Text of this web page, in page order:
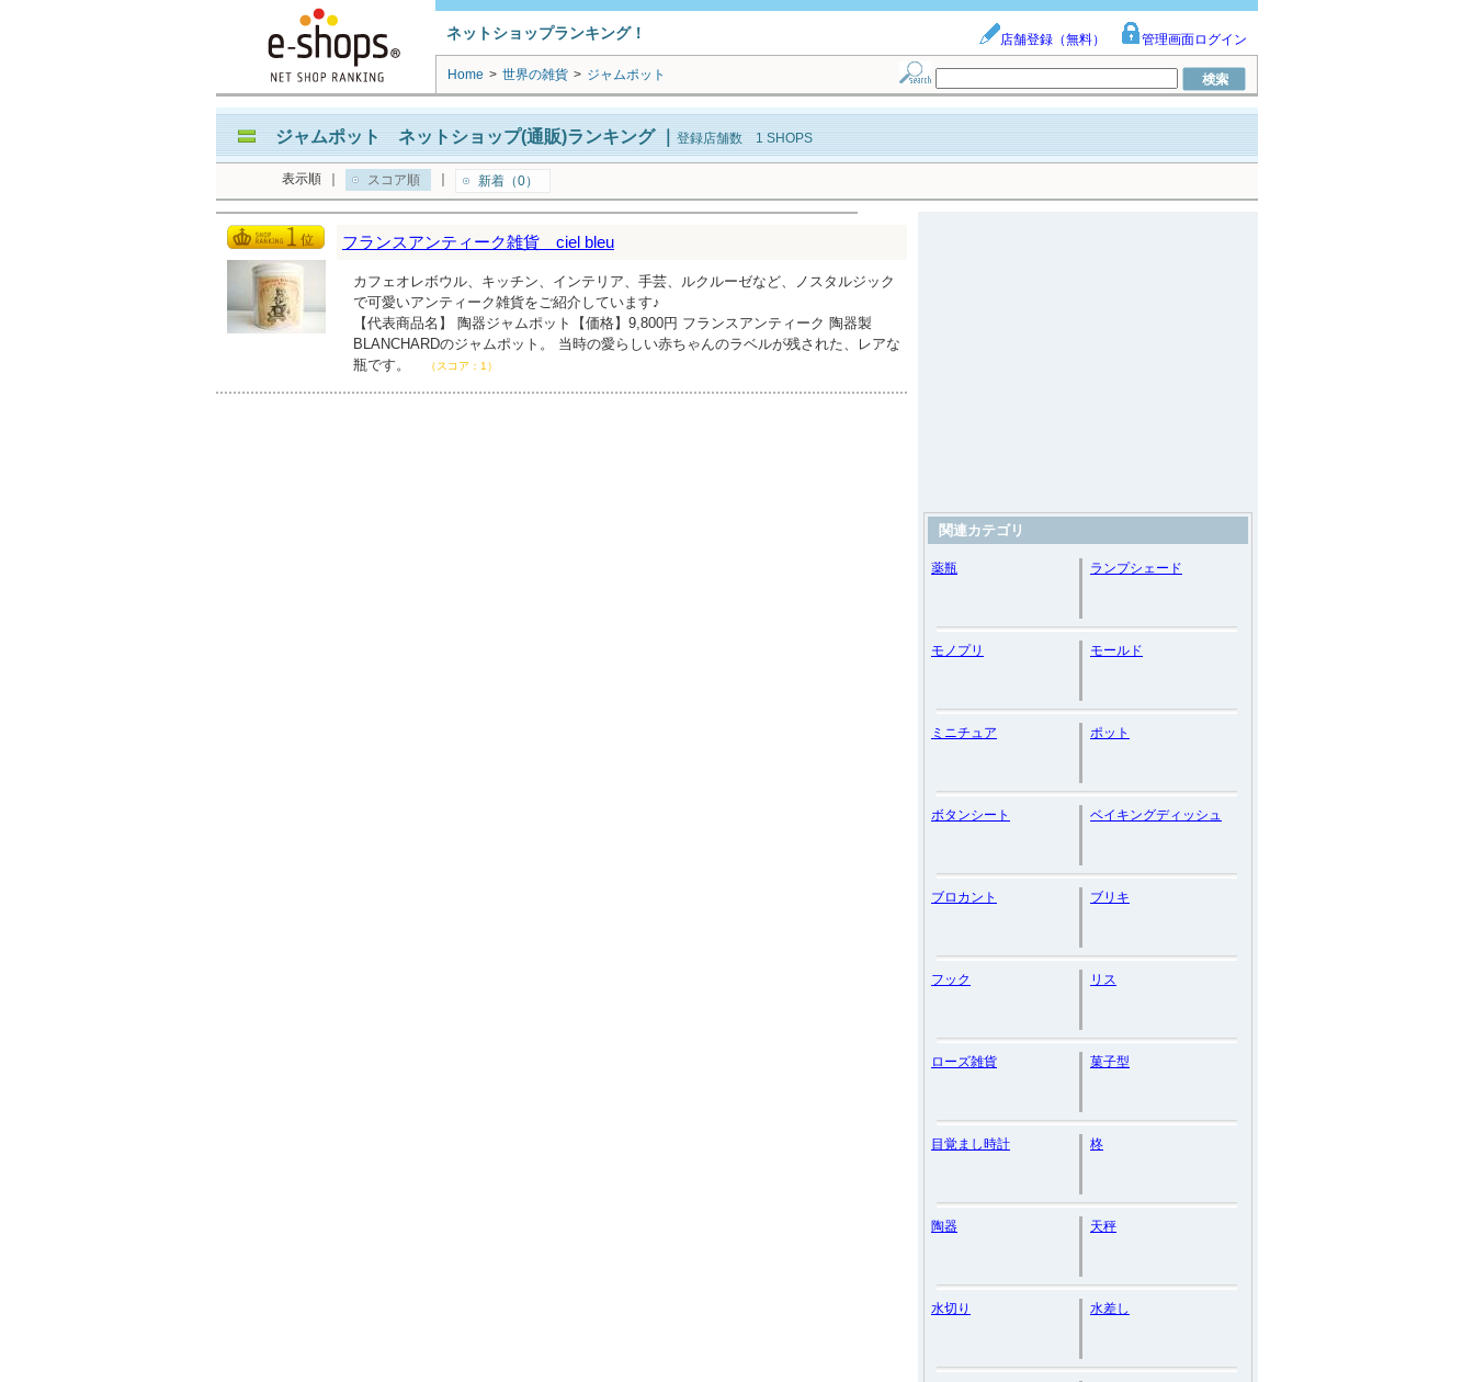
ネットショップランキング！ 店舗登録（無料） 管理画面ログイン
Home > 世界の雑貨 > ジャムポット
ジャムポット ネットショップ(通販)ランキング｜ 登録店舗数 1 SHOPS
表示順 スコア順 新着（0）
フランスアンティーク雑貨 ciel bleu
カフェオレボウル、キッチン、インテリア、手芸、ルクルーゼなど、ノスタルジック
で可愛いアンティーク雑貨をご紹介しています♪
【代表商品名】 陶器ジャムポット【価格】9,800円 フランスアンティーク 陶器製
BLANCHARDのジャムポット。 当時の愛らしい赤ちゃんのラベルが残された、レアな
瓶です。
（スコア：1）
関連カテゴリ
薬瓶 ランプシェード
モノプリ モールド
ミニチュア ポット
ボタンシート ベイキングディッシュ
ブロカント ブリキ
フック リス
ローズ雑貨 菓子型
目覚まし時計 柊
陶器 天秤
水切り 水差し